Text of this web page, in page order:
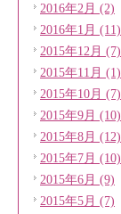
2016年2月 (2)
2016年1月 (11)
2015年12月 (7)
2015年11月 (1)
2015年10月 (7)
2015年9月 (10)
2015年8月 (12)
2015年7月 (10)
2015年6月 (9)
2015年5月 (7)